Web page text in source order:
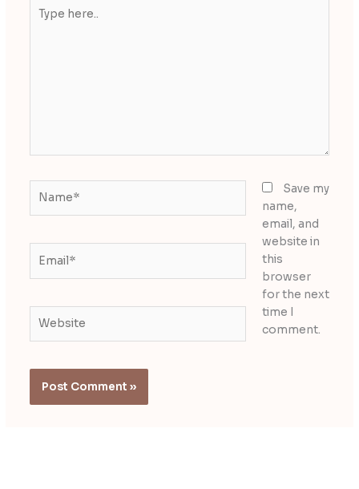
here..
Save my
name,
email, and
website in
this
browser
for the next
time I
comment.